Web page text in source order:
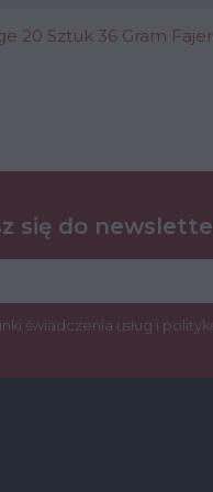
20 Sztuk 36 Gram
się do
świadczenia usług i